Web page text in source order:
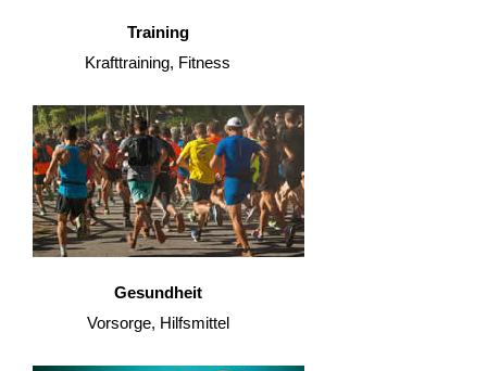
Training
Krafttraining, Fitness
Gesundheit
Vorsorge, Hilfsmittel